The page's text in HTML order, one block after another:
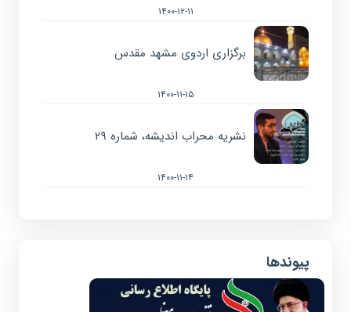
۱۴۰۰-۱۲-۱۱
برگزاری اردوی مشهد مقدس
۱۴۰۰-۱۱-۱۵
نشریه محراب اندیشه، شماره ۲۹
۱۴۰۰-۱۱-۱۴
پیوندها